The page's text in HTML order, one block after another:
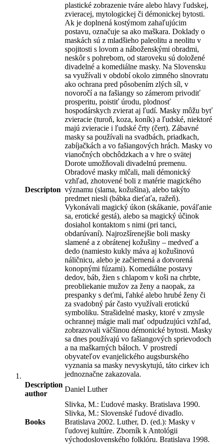
Descripton
plastické zobrazenie tváre alebo hlavy ľudskej,
zvieracej, mytologickej či démonickej bytosti.
Ak je doplnená kostýmom zahaľujúcim
postavu, označuje sa ako maškara. Doklady o
maskách sú z mladšieho paleolitu a neolitu v
spojitosti s lovom a náboženskými obradmi,
neskôr s pohrebom, od staroveku sú doložené
divadelné a komediálne masky. Na Slovensku
sa využívali v období okolo zimného slnovratu
ako ochrana pred pôsobením zlých síl, v
novoročí a na fašiangy so zámerom privodiť
prosperitu, poistiť úrodu, plodnosť
hospodárskych zvierat aj ľudí. Masky môžu byť
zvieracie (turoň, koza, koník) a ľudské, niektoré
majú zvieracie i ľudské črty (čert). Zábavné
masky sa používali na svadbách, priadkach,
zabíjačkách a vo fašiangových hrách. Masky vo
vianočných obchôdzkach a v hre o svätej
Dorote umožňovali divadelnú premenu.
Obradové masky mlčali, mali démonický
vzhľad, zhotovené boli z matérie magického
významu (slama, kožušina), alebo takýto
predmet niesli (bábka dieťaťa, ražeň).
Vykonávali magický úkon (skákanie, pováľanie
sa, erotické gestá), alebo sa magický účinok
dosiahol kontaktom s nimi (pri tanci,
obdarúvaní). Najrozšírenejšie boli masky
slamené a z obrátenej kožušiny – medveď a
dedo (namiesto kukly máva aj kožušinovú
náličnicu, alebo je začiernená a dotvorená
konopnými fúzami). Komediálne postavy
dedov, báb, žien s chlapom v koši na chrbte,
preobliekanie mužov za ženy a naopak, za
prespanky s deťmi, ľahké alebo hrubé ženy či
za svadobný pár často využívali erotickú
symboliku. Strašidelné masky, ktoré v zmysle
ochrannej mágie mali mať odpudzujúci vzhľad,
zobrazovali väčšinou démonické bytosti. Masky
sa dnes používajú vo fašiangových sprievodoch
a na maškarných báloch. V prostredí
obyvateľov evanjelického augsburského
vyznania sa masky nevyskytujú, táto cirkev ich
jednoznačne zakazovala.
Description
author
Daniel Luther
Books
Slivka, M.: Ľudové masky. Bratislava 1990.
Slivka, M.: Slovenské ľudové divadlo.
Bratislava 2002. Luther, D. (ed.): Masky v
ľudovej kultúre. Zborník k Antológii
východoslovenského folklóru. Bratislava 1998.